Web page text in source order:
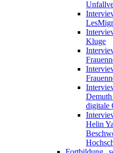
Kluge
Demuth
digitale
Helin